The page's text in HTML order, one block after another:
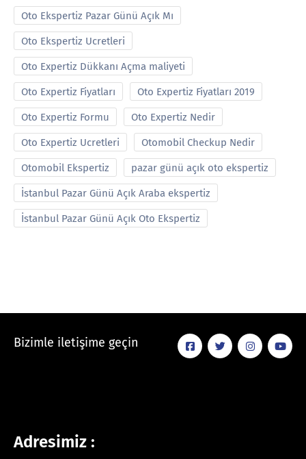
Oto Ekspertiz Pazar Günü Açık Mı
Oto Ekspertiz Ucretleri
Oto Expertiz Dükkanı Açma maliyeti
Oto Expertiz Fiyatları Oto Expertiz Fiyatları 2019
Oto Expertiz Formu Oto Expertiz Nedir
Oto Expertiz Ucretleri Otomobil Checkup Nedir
Otomobil Ekspertiz pazar günü açık oto ekspertiz
İstanbul Pazar Günü Açık Araba ekspertiz
İstanbul Pazar Günü Açık Oto Ekspertiz
Bizimle iletişime geçin
Adresimiz :